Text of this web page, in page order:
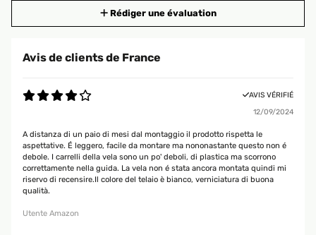
Rédiger une évaluation
Avis de clients de France
AVIS VÉRIFIÉ
12/09/2024
A distanza di un paio di mesi dal montaggio il prodotto rispetta le
aspettative. É leggero, facile da montare ma nononastante questo non é
debole. I carrelli della vela sono un po' deboli, di plastica ma scorrono
correttamente nella guida. La vela non é stata ancora montata quindi mi
riservo di recensire.Il colore del telaio è bianco, verniciatura di buona
qualità.
Utente Amazon